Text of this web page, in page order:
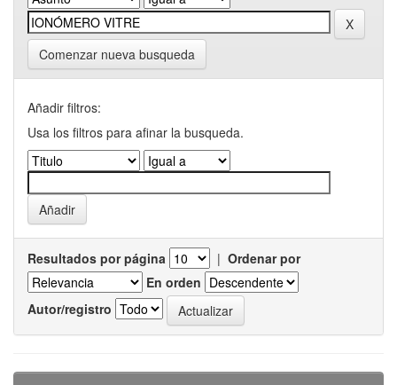
Comenzar nueva busqueda
Añadir filtros:
Usa los filtros para afinar la busqueda.
Resultados por página | Ordenar por
En orden
Autor/registro